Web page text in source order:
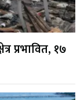
प्रभावित, १७